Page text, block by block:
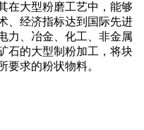
在大型粉磨工艺中，能够
、经济指标达到国际先进
力、冶金、化工、非金属
石的大型制粉加工，将块
要求的粉状物料。